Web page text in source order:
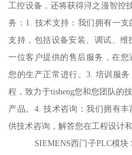
工控设备，还将获得浔之漫智控
务：1. 技术支持：我们拥有一
支持，包括设备安装、调试、
一位客户提供的售后服务，在
您的生产正常进行。3. 培训服
程，致力于tisheng您和您团队的
产品。4. 技术咨询：我们拥有
供技术咨询，解答您在工程设计
SIEMENS西门子PLC模块